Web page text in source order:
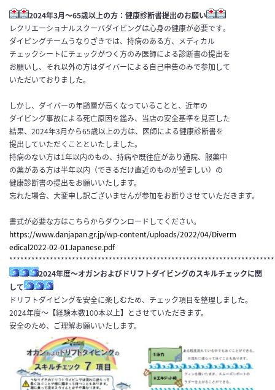
2024年3月～65歳以上の方：健康診断書提出のお願い
レクリエーショナルスクーバダイビングは心身の健康が必要です。
ダイビングチームうなりざきでは、持病のある方、メディカル
チェックシートにチェックがつく方のみ医師による診断書の提出を
お願いし、それ以外の方はダイバーによる自己申告のみで参加して
いただいておりました。
しかし、 ダイバーの年齢層が高くなっていることと、近年の
ダイビング事故による死亡原因を鑑み、当店の安全基準を見直した
結果、2024年3月から65歳以上の方は、医師による健康診断書を
提出していただくことといたしました。
持病のない方は1年以内のもの、持病や既往症があり通院、服薬中
の薬がある方は半年以内（できるだけ直近のものが望ましい）の
健康診断書の提出をお願いいたします。
忘れた場合、大変申し訳ございませんが参加をお断りさせていただきます。
書式が必要な方はこちらからダウンロードしてください。
https://www.danjapan.gr.jp/wp-content/uploads/2022/04/Diverm
edical2022-02-01Japanese.pdf
2024年度～オガンおよびドリフトダイビングのスキルチェックに関
して
ドリフトダイビングを安全に楽しむため、チェック項目を整理しました。
2024年度～【経験本数100本以上】とさせていただきます。
安全のため、ご理解お願いいたします。